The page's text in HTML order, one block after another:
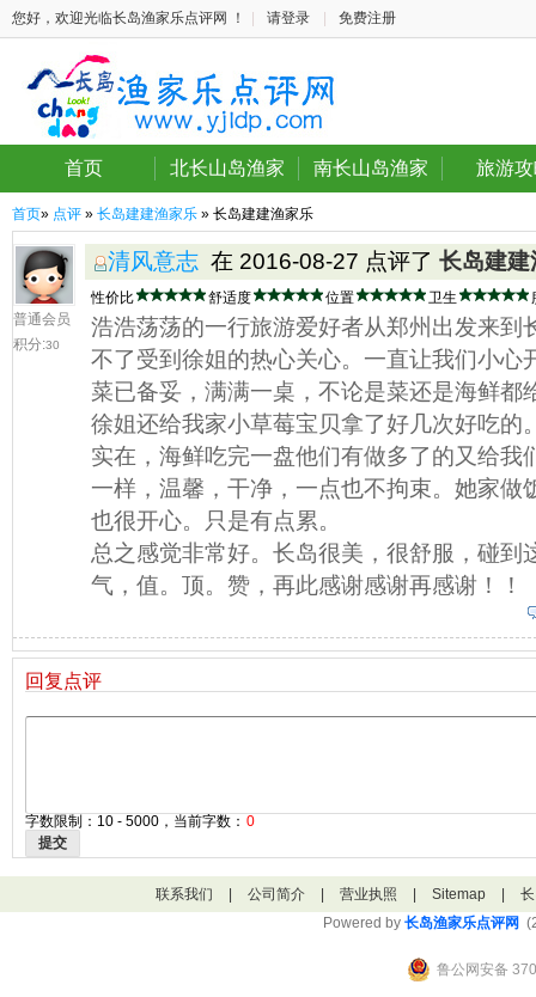
您好，欢迎光临长岛渔家乐点评网 ！ 请登录 免费注册
首页 北长山岛渔家 南长山岛渔家 旅游
首页» 点评 » 长岛建建渔家乐 » 长岛建建渔家乐
普通会员
积分:30
清风意志 在 2016-08-27 点评了 长岛建建
性价比 舒适度 位置 卫生
浩浩荡荡的一行旅游爱好者从郑州出发来到
不了受到徐姐的热心关心。一直让我们小心
菜已备妥，满满一桌，不论是菜还是海鲜都
徐姐还给我家小草莓宝贝拿了好几次好吃的
实在，海鲜吃完一盘他们有做多了的又给我
一样，温馨，干净，一点也不拘束。她家做
也很开心。只是有点累。
总之感觉非常好。长岛很美，很舒服，碰到
气，值。顶。赞，再此感谢感谢再感谢！！
回复点评
字数限制：10 - 5000，当前字数： 0
提交
联系我们 公司简介 营业执照 Sitemap
Powered by 长岛渔家乐点评网
鲁公网安备